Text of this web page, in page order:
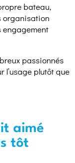
bateau,
organisation
engagement
passionnés
l’usage plutôt que
aimé
tôt